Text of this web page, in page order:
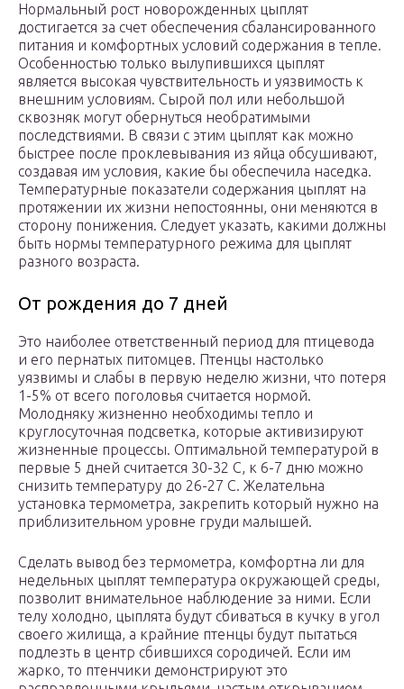
Нормальный рост новорожденных цыплят
достигается за счет обеспечения сбалансированного
питания и комфортных условий содержания в тепле.
Особенностью только вылупившихся цыплят
является высокая чувствительность и уязвимость к
внешним условиям. Сырой пол или небольшой
сквозняк могут обернуться необратимыми
последствиями. В связи с этим цыплят как можно
быстрее после проклевывания из яйца обсушивают,
создавая им условия, какие бы обеспечила наседка.
Температурные показатели содержания цыплят на
протяжении их жизни непостоянны, они меняются в
сторону понижения. Следует указать, какими должны
быть нормы температурного режима для цыплят
разного возраста.
От рождения до 7 дней
Это наиболее ответственный период для птицевода
и его пернатых питомцев. Птенцы настолько
уязвимы и слабы в первую неделю жизни, что потеря
1-5% от всего поголовья считается нормой.
Молодняку жизненно необходимы тепло и
круглосуточная подсветка, которые активизируют
жизненные процессы. Оптимальной температурой в
первые 5 дней считается 30-32 С, к 6-7 дню можно
снизить температуру до 26-27 С. Желательна
установка термометра, закрепить который нужно на
приблизительном уровне груди малышей.
Сделать вывод без термометра, комфортна ли для
недельных цыплят температура окружающей среды,
позволит внимательное наблюдение за ними. Если
телу холодно, цыплята будут сбиваться в кучку в угол
своего жилища, а крайние птенцы будут пытаться
подлезть в центр сбившихся сородичей. Если им
жарко, то птенчики демонстрируют это